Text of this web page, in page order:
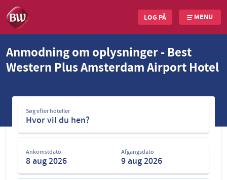
to
main
LOG PÅ MENU
Anmodning om oplysninger - Best
Western Plus Amsterdam Airport Hotel
Søg
efter
hoteller
Søg efter hoteller
Ankomstdato Afgangsdato